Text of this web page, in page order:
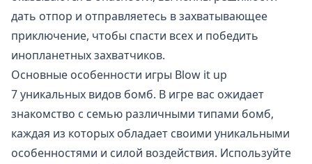
дать отпор и отправляетесь в захватывающее
приключение, чтобы спасти всех и победить
инопланетных захватчиков.
Основные особенности игры Blow it up
7 уникальных видов бомб. В игре вас ожидает
знакомство с семью различными типами бомб,
каждая из которых обладает своими уникальными
особенностями и силой воздействия. Используйте